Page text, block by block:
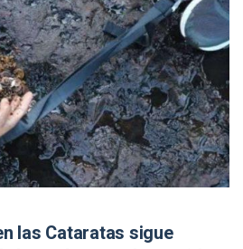
las Cataratas sigue